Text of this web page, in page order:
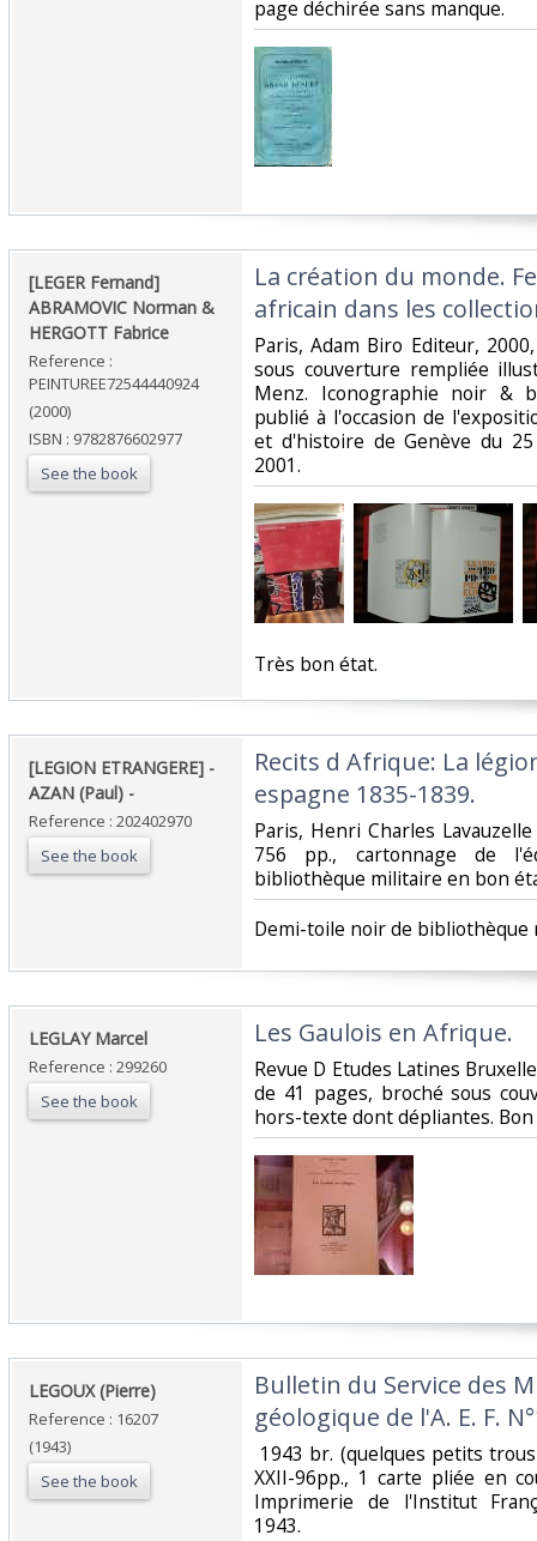
page déchirée sans manque.‎
‎[LEGER Fernand]
ABRAMOVIC Norman &
HERGOTT Fabrice‎
Reference :
PEINTUREE72544440924
(2000)
ISBN : 9782876602977
See the book
‎La création du monde.
africain dans les
‎Paris, Adam Biro Editeur,
sous couverture rempliée
Menz. Iconographie noir &
publié à l'occasion de
et d'histoire de Genève du
2001.‎
‎Très bon état.‎
‎[LEGION ETRANGERE] -
AZAN (Paul) - ‎
Reference : 202402970
See the book
‎Recits d Afrique: La
espagne 1835-1839. ‎
‎Paris, Henri Charles
756 pp., cartonnage de
bibliothèque militaire en bon
‎Demi-toile noir de bibliothèque
‎LEGLAY Marcel‎
Reference : 299260
See the book
‎Les Gaulois en Afrique.‎
‎Revue D Etudes Latines
de 41 pages, broché sous
hors-texte dont dépliantes.
‎LEGOUX (Pierre)‎
Reference : 16207
(1943)
See the book
‎Bulletin du Service des
géologique de l'A. E. F.
1943 br. (quelques petits
XXII-96pp., 1 carte pliée en
Imprimerie de l'Institut
1943.‎